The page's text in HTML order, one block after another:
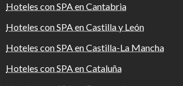
Hoteles con SPA en Cantabria
Hoteles con SPA en Castilla y León
Hoteles con SPA en Castilla-La Mancha
Hoteles con SPA en Cataluña